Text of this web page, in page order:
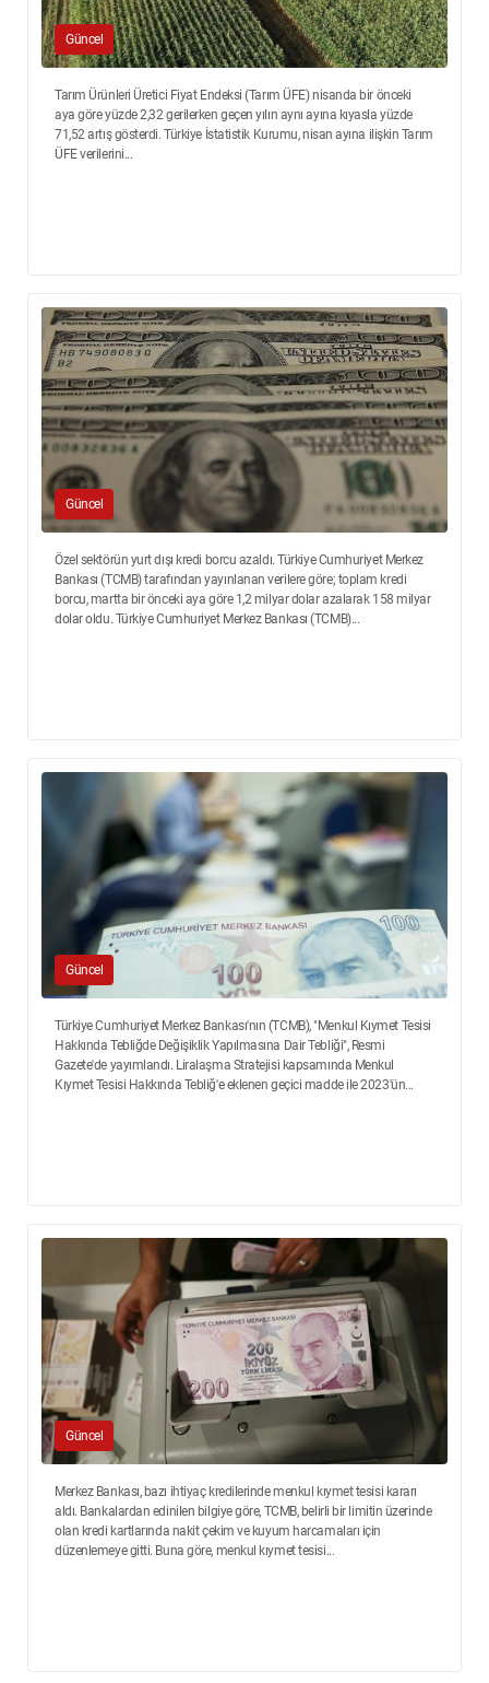
Güncel
Tarım Ürünleri Üretici Fiyat Endeksi (Tarım ÜFE) nisanda bir önceki
aya göre yüzde 2,32 gerilerken geçen yılın aynı ayına kıyasla yüzde
71,52 artış gösterdi. Türkiye İstatistik Kurumu, nisan ayına ilişkin Tarım
ÜFE verilerini...
Güncel
Özel sektörün yurt dışı kredi borcu azaldı. Türkiye Cumhuriyet Merkez
Bankası (TCMB) tarafından yayınlanan verilere göre; toplam kredi
borcu, martta bir önceki aya göre 1,2 milyar dolar azalarak 158 milyar
dolar oldu. Türkiye Cumhuriyet Merkez Bankası (TCMB)...
Güncel
Türkiye Cumhuriyet Merkez Bankası'nın (TCMB), "Menkul Kıymet Tesisi
Hakkında Tebliğde Değişiklik Yapılmasına Dair Tebliği", Resmi
Gazete'de yayımlandı. Liralaşma Stratejisi kapsamında Menkul
Kıymet Tesisi Hakkında Tebliğ'e eklenen geçici madde ile 2023'ün...
Güncel
Merkez Bankası, bazı ihtiyaç kredilerinde menkul kıymet tesisi kararı
aldı. Bankalardan edinilen bilgiye göre, TCMB, belirli bir limitin üzerinde
olan kredi kartlarında nakit çekim ve kuyum harcamaları için
düzenlemeye gitti. Buna göre, menkul kıymet tesisi...